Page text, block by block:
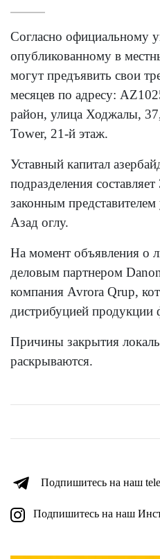
Согласно официальному
опубликованному в
могут предъявить свои
месяцев по адресу:
район, улица Ходжалы,
Tower, 21-й этаж.
Уставный капитал
подразделения
законным
Азад оглу.
На момент объявления о
деловым партнером
компания Avrora Qrup,
дистрибуцией продукции
Причины закрытия
раскрываются.
Подпишитесь на наш
Подпишитесь на наш